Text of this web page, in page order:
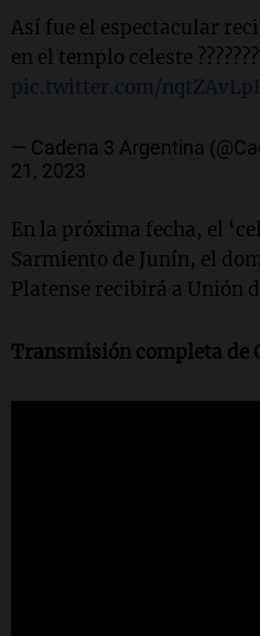
Así fue el espectacular
en el templo celeste ???????
pic.twitter.com/
— Cadena 3 Argentina
21, 2023
En la próxima fecha, el
Sarmiento de Junín, el
Platense recibirá a Unión
Transmisión completa de